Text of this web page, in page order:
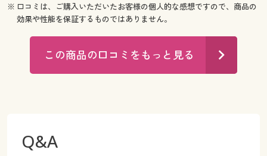
※ 口コミは、ご購入いただいたお客様の個人的な感想ですので、商品の
効果や性能を保証するものではありません。
この商品の口コミをもっと見る
Q&A